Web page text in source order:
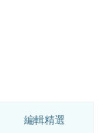
編輯精選